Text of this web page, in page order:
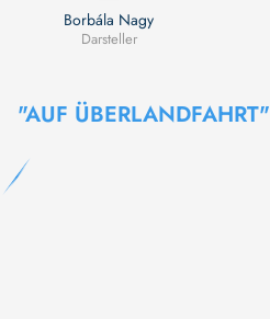
Borbála Nagy
Darsteller
"AUF ÜBERLANDFAHRT"